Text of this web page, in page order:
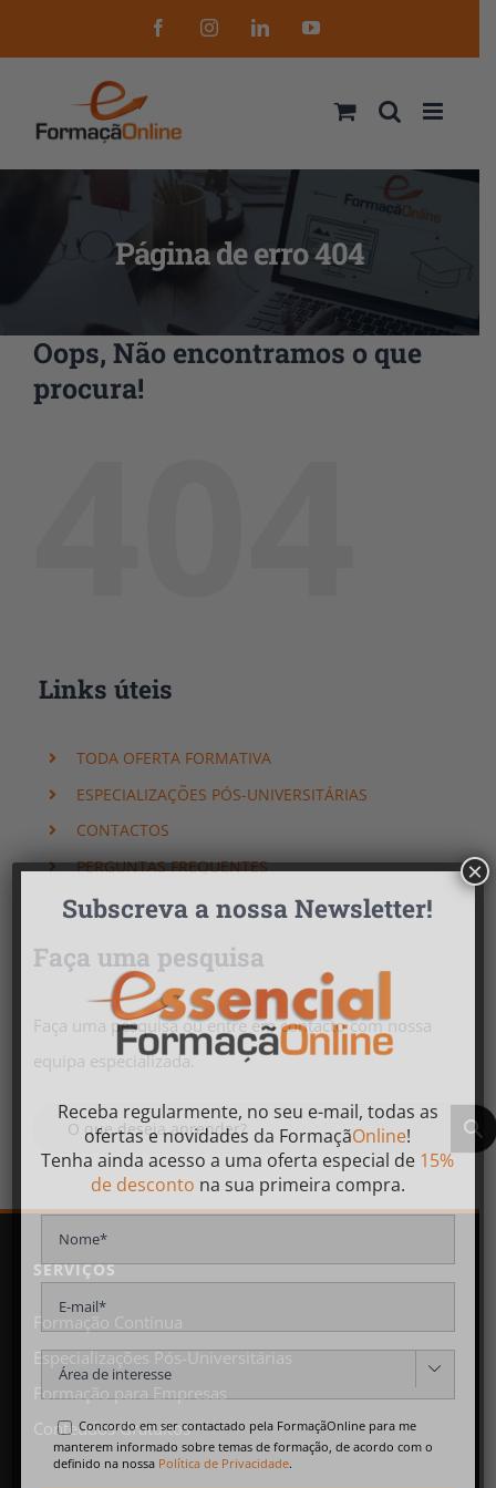
to
FacebookInstagramLinkedInYouTube
Página de erro 404
Oops, Não encontramos o que
procura!
Links úteis
TODA OFERTA FORMATIVA
ESPECIALIZAÇÕES PÓS-UNIVERSITÁRIAS
CONTACTOS
PERGUNTAS FREQUENTES
Faça uma pesquisa
Faça uma pesquisa ou entre em contacto com nossa
equipa especializada.
SERVIÇOS
Formação Contínua
Especializações Pós-Universitárias
Formação para Empresas
Conteúdos Gratuitos
Subscreva a nossa Newsletter!
Receba regularmente, no seu e-mail, todas as
ofertasenovidades da FormaçãOnline!
Tenha ainda acesso a uma oferta especial de 15%
de desconto na sua primeira compra.

Concordo em ser contactado pela FormaçãOnline para me
manterem informado sobre temas de formação, de acordo com o
definido na nossa Política de Privacidade.
×